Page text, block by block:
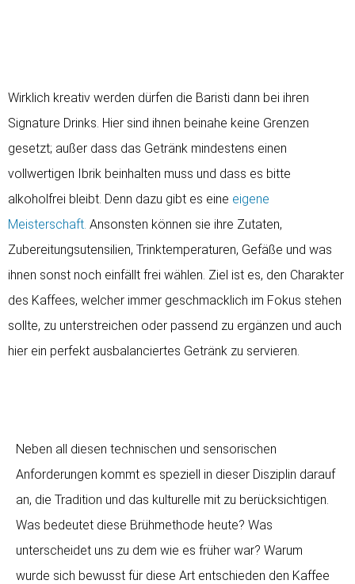
Wirklich kreativ werden dürfen die Baristi dann bei ihren
Signature Drinks. Hier sind ihnen beinahe keine Grenzen
gesetzt; außer dass das Getränk mindestens einen
vollwertigen Ibrik beinhalten muss und dass es bitte
alkoholfrei bleibt. Denn dazu gibt es eine eigene
Meisterschaft. Ansonsten können sie ihre Zutaten,
Zubereitungsutensilien, Trinktemperaturen, Gefäße und was
ihnen sonst noch einfällt frei wählen. Ziel ist es, den Charakter
des Kaffees, welcher immer geschmacklich im Fokus stehen
sollte, zu unterstreichen oder passend zu ergänzen und auch
hier ein perfekt ausbalanciertes Getränk zu servieren.
Neben all diesen technischen und sensorischen
Anforderungen kommt es speziell in dieser Disziplin darauf
an, die Tradition und das kulturelle mit zu berücksichtigen.
Was bedeutet diese Brühmethode heute? Was
unterscheidet uns zu dem wie es früher war? Warum
wurde sich bewusst für diese Art entschieden den Kaffee